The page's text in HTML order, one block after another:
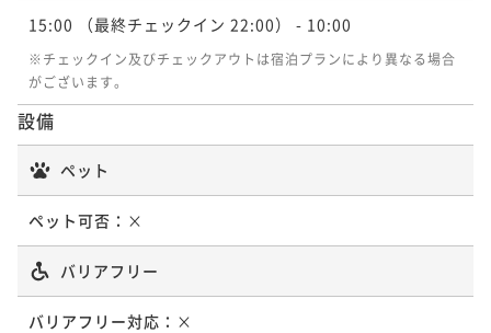
15:00 （最終チェックイン 22:00） - 10:00
※チェックイン及びチェックアウトは宿泊プランにより異なる場合
がございます。
設備
ペット
ペット可否： ×
バリアフリー
バリアフリー対応： ×